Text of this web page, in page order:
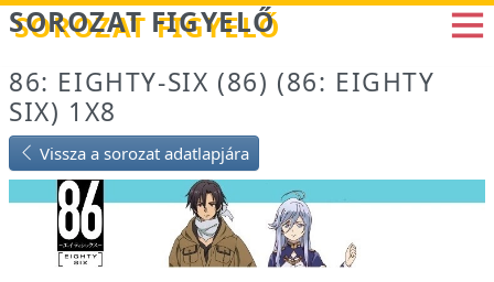
Betöltés...
SOROZAT FIGYELŐ
86: EIGHTY-SIX (86) (86: EIGHTY
SIX) 1X8
Vissza a sorozat adatlapjára